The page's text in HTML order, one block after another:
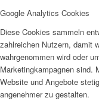
Google Analytics Cookies
Diese Cookies sammeln
zahlreichen Nutzern, damit
wahrgenommen wird oder
Marketingkampagnen sind.
Website und Angebote
angenehmer zu gestalten.